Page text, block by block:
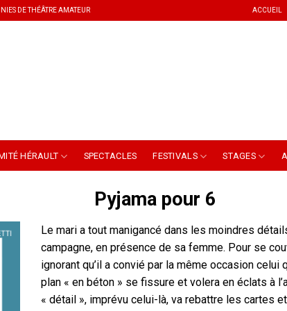
DE THÉÂTRE AMATEUR ACCUEIL
HÉRAULT SPECTACLES FESTIVALS STAGES
Pyjama pour 6
Le mari a tout manigancé dans les moindres
campagne, en présence de sa femme. Pour se
ignorant qu’il a convié par la même occasion celui
plan « en béton » se fissure et volera en éclats à
« détail », imprévu celui-là, va rebattre les cartes